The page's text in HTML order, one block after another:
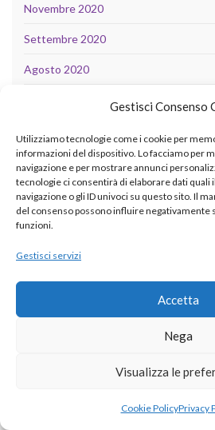
Gestisci Consenso
Utilizziamo tecnologie come i cookie per
informazioni del dispositivo. Lo facciamo per
navigazione e per mostrare annunci
tecnologie ci consentirà di elaborare dati quali
navigazione o gli ID univoci su questo sito. Il
del consenso possono influire negativamente
funzioni.
Gestisci servizi
Accetta
Nega
Visualizza le
Cookie PolicyPrivacy
Novembre 2020
Settembre 2020
Agosto 2020
Maggio 2020
Aprile 2020
Marzo 2020
Febbraio 2020
Gennaio 2020